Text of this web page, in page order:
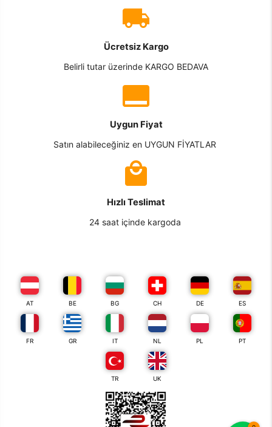
Ücretsiz Kargo
Belirli tutar üzerinde KARGO BEDAVA
Uygun Fiyat
Satın alabileceğiniz en UYGUN FİYATLAR
Hızlı Teslimat
24 saat içinde kargoda
AT BE BG CH DE ES
FR GR IT NL PL PT
TR UK